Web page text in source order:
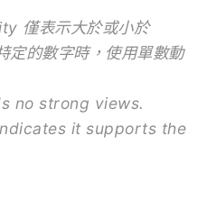
僅表示大於或小於
定的數字時，使用單數動
no strong views.
it supports the